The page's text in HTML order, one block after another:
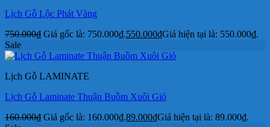
Lịch Gỗ Lộc Phát Vàng
750.000₫ Giá gốc là: 750.000₫.550.000₫Giá hiện tại là: 550.000₫.
Sale
Lịch Gỗ LAMINATE
Lịch Gỗ Laminate Thuận Buồm Xuôi Gió
160.000₫ Giá gốc là: 160.000₫.89.000₫Giá hiện tại là: 89.000₫.